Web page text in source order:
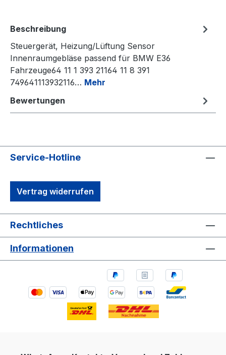
Beschreibung
Steuergerät, Heizung/Lüftung Sensor
Innenraumgebläse passend für BMW E36
Fahrzeuge64 11 1 393 21164 11 8 391
749641113932116… Mehr
Bewertungen
Service-Hotline
Vertrag widerrufen
Rechtliches
Informationen